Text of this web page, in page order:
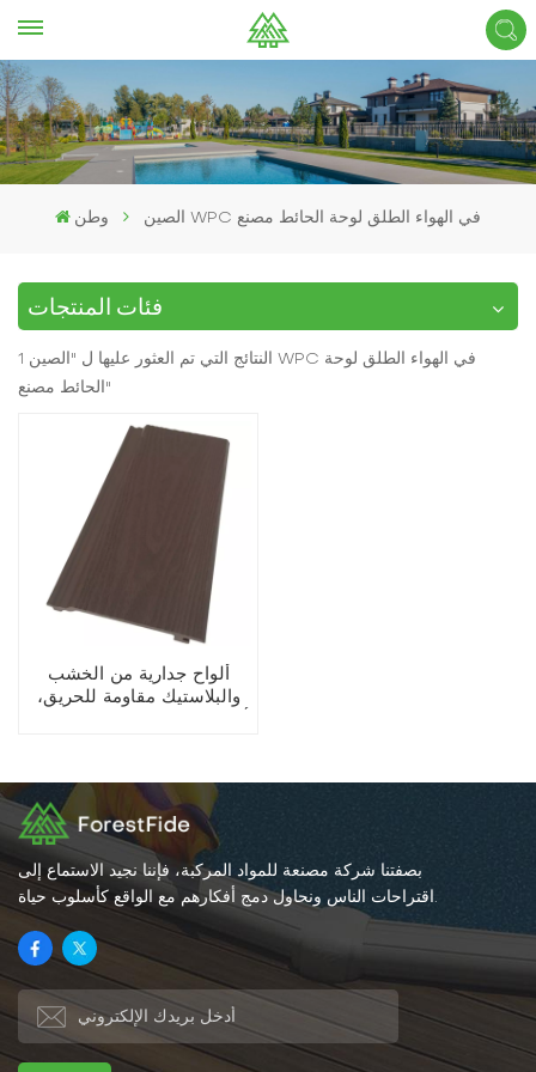
وطن الصين WPC في الهواء الطلق لوحة الحائط مصنع
فئات المنتجات
1 النتائج التي تم العثور عليها ل "الصين WPC في الهواء الطلق لوحة
الحائط مصنع"
ألواح جدارية من الخشب
والبلاستيك مقاومة للحريق،
بصفتنا شركة مصنعة للمواد المركبة، فإننا نجيد الاستماع إلى
اقتراحات الناس ونحاول دمج أفكارهم مع الواقع كأسلوب حياة.